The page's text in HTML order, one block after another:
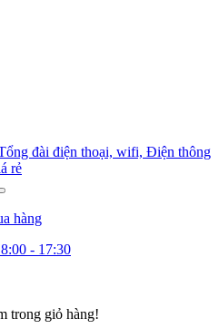
hàng
- 17:30
trong giỏ hàng!